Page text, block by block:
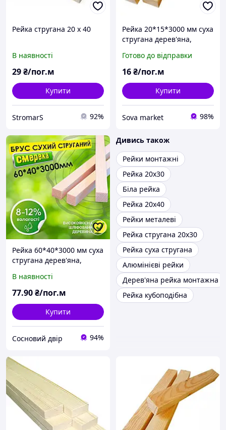
Рейка стругана 20 х 40
В наявності
29₴/пог.м
Купити
StromarS 92%
Рейка 20*15*3000 мм суха
стругана дерев'яна,
Готово до відправки
16₴/пог.м
Купити
Sova market 98%
Рейка 60*40*3000 мм суха
стругана дерев'яна,
В наявності
77.90₴/пог.м
Купити
Сосновий двір 94%
Дивись також
Рейки монтажні
Рейка 20х30
Біла рейка
Рейка 20х40
Рейки металеві
Рейка стругана 20х30
Рейка суха стругана
Алюмінієві рейки
Дерев'яна рейка монтажна
Рейка кубоподібна